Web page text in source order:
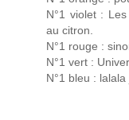
N°1 violet :
au citron.
N°1 rouge :
N°1 vert :
N°1 bleu :